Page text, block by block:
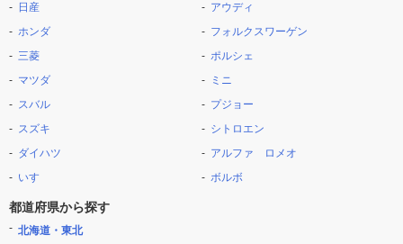
日産
ホンダ
三菱
マツダ
スバル
スズキ
ダイハツ
いすゞ
アウディ
フォルクスワーゲン
ポルシェ
ミニ
プジョー
シトロエン
アルファ ロメオ
ボルボ
都道府県から探す
北海道・東北